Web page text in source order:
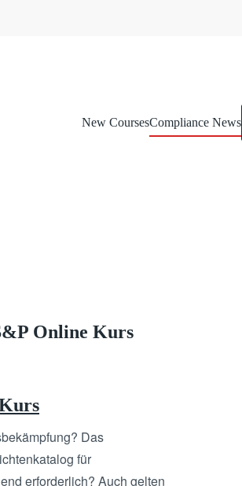
New CoursesCompliance News
Online Kurs
Das
für
erforderlich? Auch gelten